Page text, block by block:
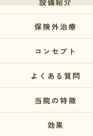
保険外治療
コンセプト
よくある質問
当院の特徴
効果